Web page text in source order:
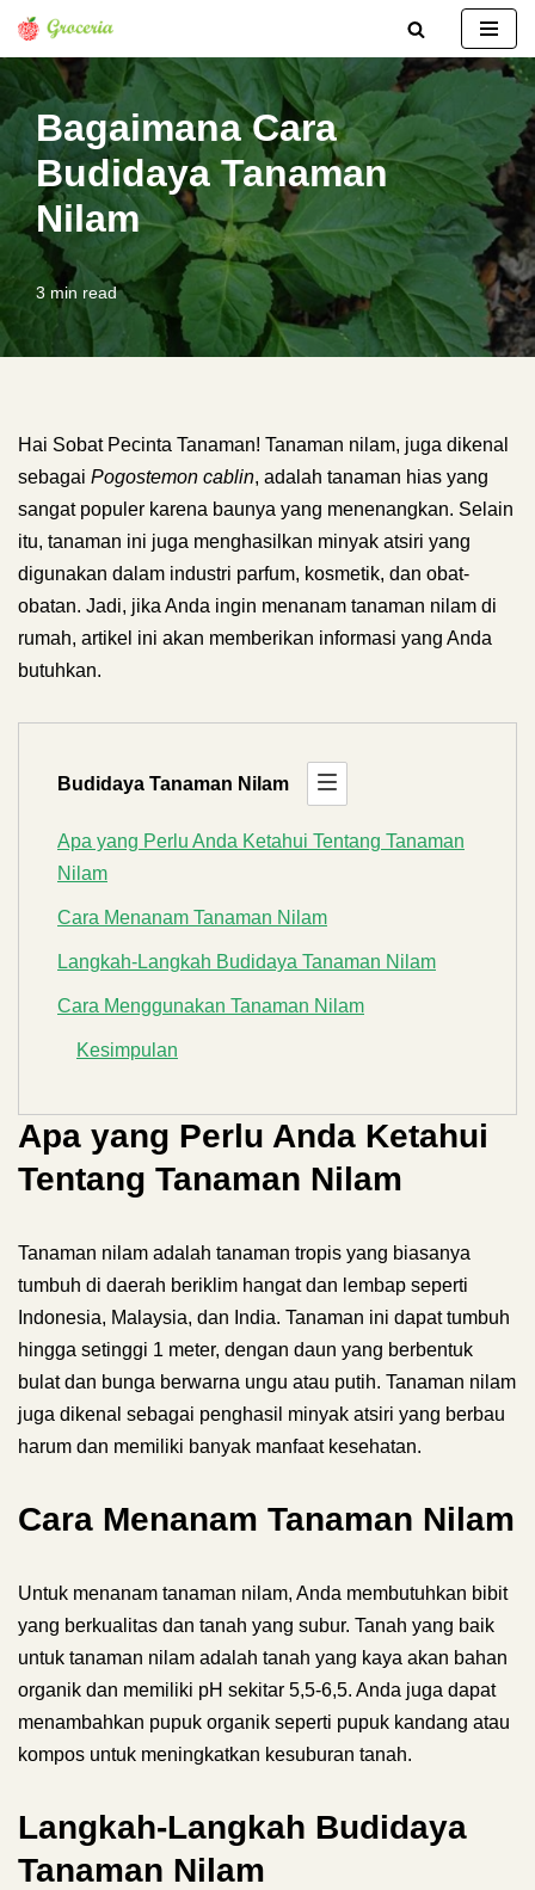
Lompat
ke
konten
Bagaimana Cara
Budidaya Tanaman
Nilam
3 min read
Hai Sobat Pecinta Tanaman! Tanaman nilam, juga dikenal
sebagai Pogostemon cablin, adalah tanaman hias yang
sangat populer karena baunya yang menenangkan. Selain
itu, tanaman ini juga menghasilkan minyak atsiri yang
digunakan dalam industri parfum, kosmetik, dan obat-
obatan. Jadi, jika Anda ingin menanam tanaman nilam di
rumah, artikel ini akan memberikan informasi yang Anda
butuhkan.
Budidaya Tanaman Nilam
Apa yang Perlu Anda Ketahui Tentang Tanaman
Nilam
Cara Menanam Tanaman Nilam
Langkah-Langkah Budidaya Tanaman Nilam
Cara Menggunakan Tanaman Nilam
Kesimpulan
Apa yang Perlu Anda Ketahui
Tentang Tanaman Nilam
Tanaman nilam adalah tanaman tropis yang biasanya
tumbuh di daerah beriklim hangat dan lembap seperti
Indonesia, Malaysia, dan India. Tanaman ini dapat tumbuh
hingga setinggi 1 meter, dengan daun yang berbentuk
bulat dan bunga berwarna ungu atau putih. Tanaman nilam
juga dikenal sebagai penghasil minyak atsiri yang berbau
harum dan memiliki banyak manfaat kesehatan.
Cara Menanam Tanaman Nilam
Untuk menanam tanaman nilam, Anda membutuhkan bibit
yang berkualitas dan tanah yang subur. Tanah yang baik
untuk tanaman nilam adalah tanah yang kaya akan bahan
organik dan memiliki pH sekitar 5,5-6,5. Anda juga dapat
menambahkan pupuk organik seperti pupuk kandang atau
kompos untuk meningkatkan kesuburan tanah.
Langkah-Langkah Budidaya
Tanaman Nilam